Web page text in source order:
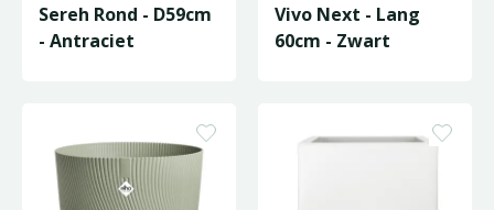
Sereh Rond - D59cm
- Antraciet
Vivo Next - Lang
60cm - Zwart